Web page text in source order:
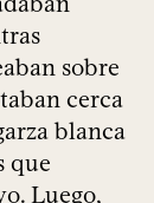
sobre
cerca
blanca
que
Luego,